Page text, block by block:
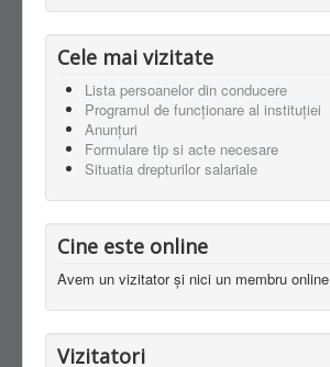
Cele mai vizitate
Lista persoanelor din conducere
Programul de funcționare al instituției
Anunţuri
Formulare tip si acte necesare
Situatia drepturilor salariale
Cine este online
Avem un vizitator și nici un membru online
Vizitatori